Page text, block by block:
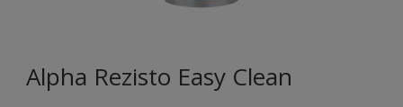
Alpha Rezisto Easy Clean